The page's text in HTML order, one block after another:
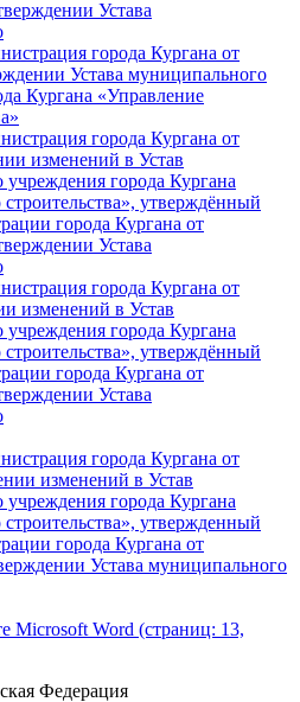
Устава
города Кургана от
Устава муниципального
Кургана «Управление
города Кургана от
изменений в Устав
города Кургана
утверждённый
города Кургана от
Устава
города Кургана от
изменений в Устав
города Кургана
утверждённый
города Кургана от
Устава
города Кургана от
изменений в Устав
города Кургана
утвержденный
города Кургана от
Устава муниципального
Microsoft Word (страниц: 13,
Федерация